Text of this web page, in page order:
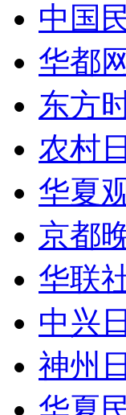
中国
华都网
东方
农村
华夏
京都
华联
中兴
神州